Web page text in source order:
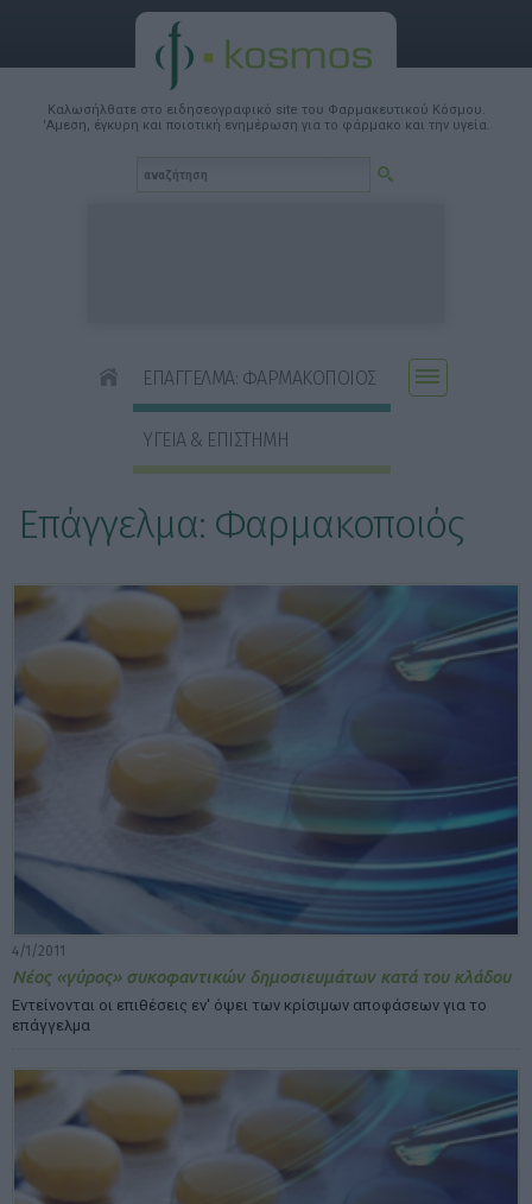
Καλωσήλθατε στο ειδησεογραφικό site του Φαρμακευτικού Κόσμου.
'Αμεση, έγκυρη και ποιοτική ενημέρωση για το φάρμακο και την υγεία.
ΕΠΑΓΓΕΛΜΑ: ΦΑΡΜΑΚΟΠΟΙΟΣ
ΥΓΕΙΑ & ΕΠΙΣΤΗΜΗ
Επάγγελμα: Φαρμακοποιός
ΕΠΙΛΟΓΕΣ ΕΜΦΑΝΙΣΗΣ ΑΡΘΡΩΝ:
4/1/2011
Νέος «γύρος» συκοφαντικών δημοσιευμάτων κατά του κλάδου
Εντείνονται οι επιθέσεις εν' όψει των κρίσιμων αποφάσεων για το
επάγγελμα